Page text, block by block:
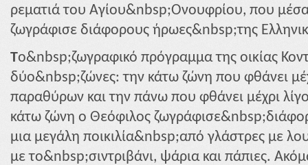
ρεματιά του Αγίου&nbsp;Ονουφρίου, που
ζωγράφισε διάφορους ήρωες&nbsp;της
Tο&nbsp;ζωγραφικό πρόγραμμα της οικίας
δύο&nbsp;ζώνες: την κάτω ζώνη που φθάνει
παραθύρων και την πάνω που φθάνει μέχρι
κάτω ζώνη ο Θεόφιλος
μια μεγάλη ποικιλία&nbsp;από γλάστρες με
με το&nbsp;σιντριβάνι, ψάρια και πάπιες.